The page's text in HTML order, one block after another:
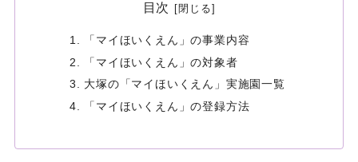
目次
「マイほいくえん」の事業内容
「マイほいくえん」の対象者
大塚の「マイほいくえん」実施園一覧
「マイほいくえん」の登録方法